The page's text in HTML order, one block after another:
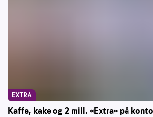
Kaffe, kake og 2 mill. «Extra» på konto
EXTRA